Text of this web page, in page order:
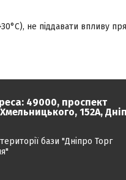
не піддавати впливу
49000, проспект
152А,
бази "Дніпро Торг